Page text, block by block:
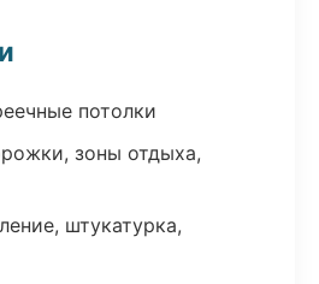
потолки
зоны отдыха,
штукатурка,